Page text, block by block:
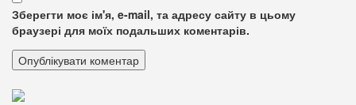
Зберегти моє ім'я, e-mail, та адресу сайту в цьому
браузері для моїх подальших коментарів.